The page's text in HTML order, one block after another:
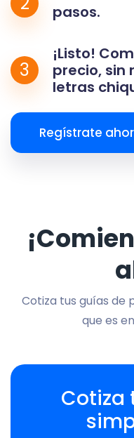
pasos.
3
¡Listo!
precio, sin
letras
Regístrate
Cotiza tus guías de
que es
Cotiza